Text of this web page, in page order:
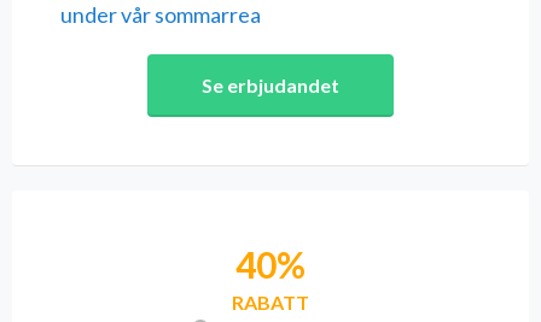
under vår sommarrea
Se erbjudandet
40%
RABATT